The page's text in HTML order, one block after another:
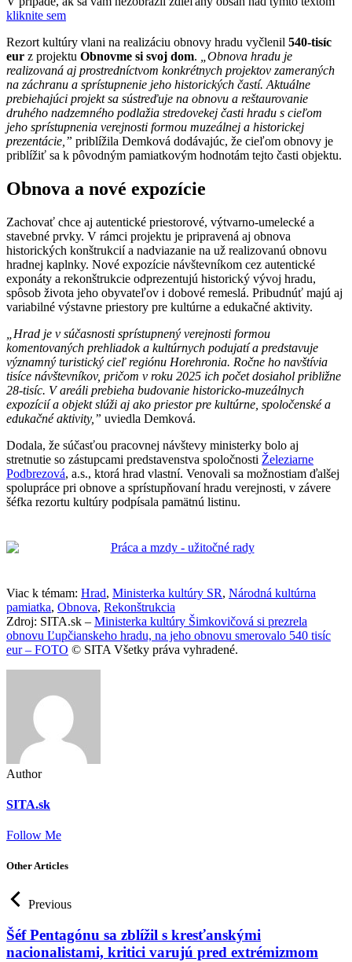
kliknite sem
Rezort kultúry vlani na realizáciu obnovy hradu vyčlenil 540-tisíc
eur z projektu Obnovme si svoj dom.
„Obnova hradu je
realizovaná aj prostredníctvom konkrétnych projektov zameraných
na záchranu a sprístupnenie jeho historických častí. Aktuálne
prebiehajúci projekt sa sústreďuje na obnovu a reštaurovanie
druhého nadzemného podlažia stredovekej časti hradu s cieľom
jeho sprístupnenia verejnosti formou muzeálnej a historickej
prezentácie,” priblížila Demková dodávajúc, že cieľom obnovy je
priblížiť sa k pôvodným pamiatkovým hodnotám tejto časti objektu.
Obnova a nové expozície
Zachovať chce aj autentické priestorové, výtvarno-umelecké a
stavebné prvky. V rámci projektu je pripravená aj obnova
historických konštrukcií a nadviazanie na už realizovanú obnovu
hradnej kaplnky. Nové expozície návštevníkom cez autentické
exponáty a rekonštrukcie odprezentujú historický vývoj hradu,
spôsob života jeho obyvateľov i dobové remeslá. Pribudnúť majú aj
variabilné výstavne priestory pre kultúrne a edukačné aktivity.
„Hrad je v súčasnosti sprístupnený verejnosti formou
komentovaných prehliadok a kultúrnych podujatí a predstavuje
významný turistický cieľ regiónu Horehronia. Ročne ho navštívia
tisíce návštevníkov, pričom v roku 2025 ich počet dosiahol približne
28-tisíc. V areáli prebieha budovanie historicko-muzeálnych
expozícií a objekt slúži aj ako priestor pre kultúrne, spoločenské a
edukačné aktivity,” uviedla Demková.
Dodala, že súčasťou pracovnej návštevy ministerky bolo aj
stretnutie so zástupcami predstavenstva spoločnosti Železiarne
Podbrezová, a.s., ktorá hrad vlastní. Venovali sa možnostiam ďalšej
spolupráce pri obnove a sprístupňovaní hradu verejnosti, v závere
šéfka rezortu kultúry podpísala pamätnú listinu.
Viac k témam: Hrad, Ministerka kultúry SR, Národná kultúrna
pamiatka, Obnova, Rekonštrukcia
Zdroj: SITA.sk – Ministerka kultúry Šimkovičová si prezrela
obnovu Ľupčianskeho hradu, na jeho obnovu smerovalo 540 tisíc
eur – FOTO © SITA Všetky práva vyhradené.
Author
SITA.sk
Follow Me
Other Articles
Previous
Šéf Pentagónu sa zblížil s kresťanskými
nacionalistami, kritici varujú pred extrémizmom